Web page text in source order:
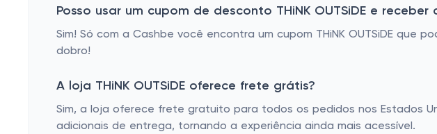
Posso usar um cupom de desconto THiNK OUTSiDE e
Sim! Só com a Cashbe você encontra um cupom THiNK OUTSiDE que
dobro!
A loja THiNK OUTSiDE oferece frete grátis?
Sim, a loja oferece frete gratuito para todos os pedidos nos Estados
adicionais de entrega, tornando a experiência ainda mais acessível.